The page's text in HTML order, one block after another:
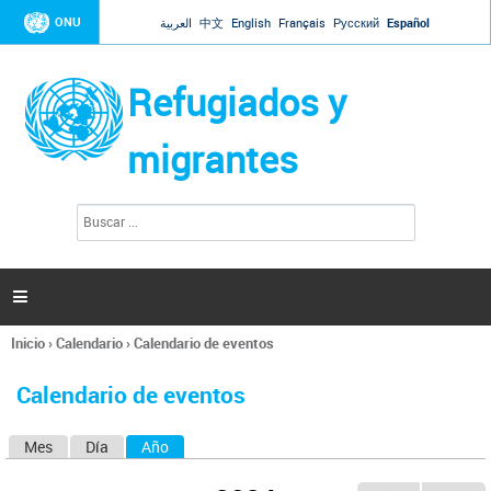
Jump to navigation
ONU العربية 中文 English Français Русский Español
Refugiados y
migrantes
l
s

Se
usted
Inicio›Calendario›Calendario de eventos
Calendario de eventos
Mes Día Año